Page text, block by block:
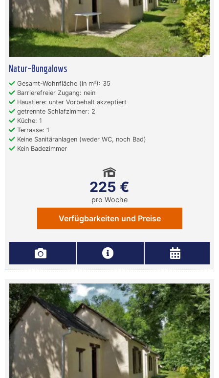
Natur–Bungalows
Gesamt-Wohnfläche (in m²): 35
Barrierefreier Zugang: nein
Haustiere: unter Vorbehalt akzeptiert
getrennte Schlafzimmer: 2
Küche: 1
Terrasse: 1
Keine Sanitäranlagen (weder WC, noch Bad)
Kein Badezimmer
225 €
pro Woche
Verfügbarkeiten und Preise